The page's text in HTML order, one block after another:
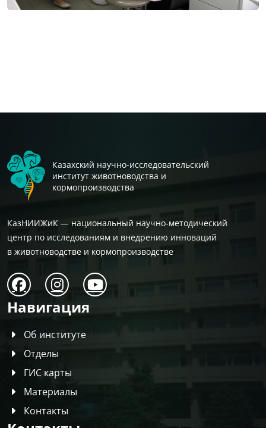
Казахский научно-исследовательский
институт животноводства и
кормопроизводства
КазНИИЖиК — национальный научно-методический
центр по исследованиям и внедрению инноваций
в животноводстве и кормопроизводстве
Навигация
Об институте
Отделы
ГИС карты
Материалы
Контакты